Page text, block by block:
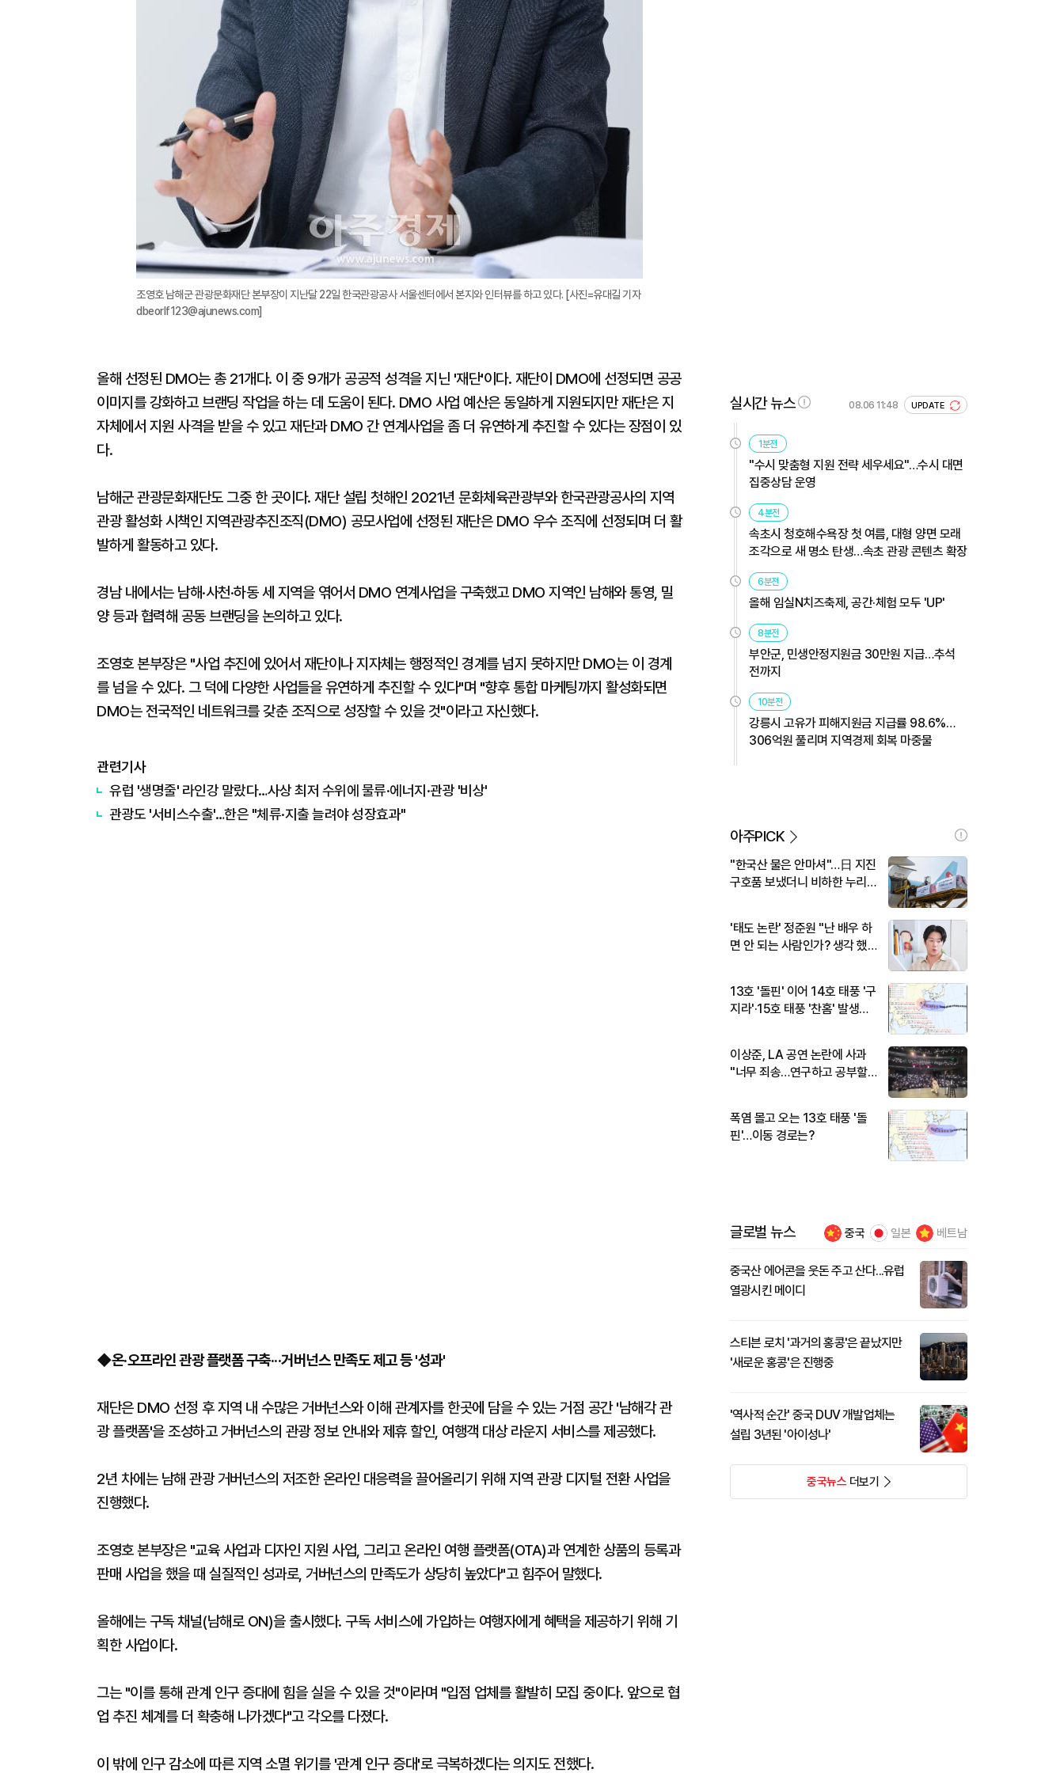
조영호 남해군 관광문화재단 본부장이 지난달 22일 한국관광공사 서울센터에서 본지와 인터뷰를 하고 있다. [사진=유대길 기자
dbeorlf123@ajunews.com]
올해 선정된 DMO는 총 21개다. 이 중 9개가 공공적 성격을 지닌 '재단'이다. 재단이 DMO에 선정되면 공공
이미지를 강화하고 브랜딩 작업을 하는 데 도움이 된다. DMO 사업 예산은 동일하게 지원되지만 재단은 지
자체에서 지원 사격을 받을 수 있고 재단과 DMO 간 연계사업을 좀 더 유연하게 추진할 수 있다는 장점이 있
다.
남해군 관광문화재단도 그중 한 곳이다. 재단 설립 첫해인 2021년 문화체육관광부와 한국관광공사의 지역
관광 활성화 시책인 지역관광추진조직(DMO) 공모사업에 선정된 재단은 DMO 우수 조직에 선정되며 더 활
발하게 활동하고 있다.
경남 내에서는 남해·사천·하동 세 지역을 엮어서 DMO 연계사업을 구축했고 DMO 지역인 남해와 통영, 밀
양 등과 협력해 공동 브랜딩을 논의하고 있다.
조영호 본부장은 "사업 추진에 있어서 재단이나 지자체는 행정적인 경계를 넘지 못하지만 DMO는 이 경계
를 넘을 수 있다. 그 덕에 다양한 사업들을 유연하게 추진할 수 있다"며 "향후 통합 마케팅까지 활성화되면
DMO는 전국적인 네트워크를 갖춘 조직으로 성장할 수 있을 것"이라고 자신했다.
관련기사
유럽 '생명줄' 라인강 말랐다…사상 최저 수위에 물류·에너지·관광 '비상'
관광도 '서비스수출'…한은 "체류·지출 늘려야 성장효과"
◆온·오프라인 관광 플랫폼 구축···거버넌스 만족도 제고 등 '성과'
재단은 DMO 선정 후 지역 내 수많은 거버넌스와 이해 관계자를 한곳에 담을 수 있는 거점 공간 '남해각 관
광 플랫폼'을 조성하고 거버넌스의 관광 정보 안내와 제휴 할인, 여행객 대상 라운지 서비스를 제공했다.
2년 차에는 남해 관광 거버넌스의 저조한 온라인 대응력을 끌어올리기 위해 지역 관광 디지털 전환 사업을
진행했다.
조영호 본부장은 "교육 사업과 디자인 지원 사업, 그리고 온라인 여행 플랫폼(OTA)과 연계한 상품의 등록과
판매 사업을 했을 때 실질적인 성과로, 거버넌스의 만족도가 상당히 높았다"고 힘주어 말했다.
올해에는 구독 채널(남해로 ON)을 출시했다. 구독 서비스에 가입하는 여행자에게 혜택을 제공하기 위해 기
획한 사업이다.
그는 "이를 통해 관계 인구 증대에 힘을 실을 수 있을 것"이라며 "입점 업체를 활발히 모집 중이다. 앞으로 협
업 추진 체계를 더 확충해 나가겠다"고 각오를 다졌다.
이 밖에 인구 감소에 따른 지역 소멸 위기를 '관계 인구 증대'로 극복하겠다는 의지도 전했다.
실시간 뉴스 08.06 11:48 UPDATE
1분전
"수시 맞춤형 지원 전략 세우세요"…수시 대면
집중상담 운영
4분전
속초시 청호해수욕장 첫 여름, 대형 양면 모래
조각으로 새 명소 탄생…속초 관광 콘텐츠 확장
6분전
올해 임실N치즈축제, 공간·체험 모두 'UP'
8분전
부안군, 민생안정지원금 30만원 지급…추석
전까지
10분전
강릉시 고유가 피해지원금 지급률 98.6%…
306억원 풀리며 지역경제 회복 마중물
아주PICK
"한국산 물은 안마셔"…日 지진
구호품 보냈더니 비하한 누리
'태도 논란' 정준원 "난 배우 하
면 안 되는 사람인가? 생각 했
13호 '돌핀' 이어 14호 태풍 '구
지라'·15호 태풍 '찬홈' 발생…
이상준, LA 공연 논란에 사과
"너무 죄송…연구하고 공부할
폭염 몰고 오는 13호 태풍 '돌
핀'…이동 경로는?
글로벌 뉴스 중국 일본 베트남
중국산 에어콘을 웃돈 주고 산다...유럽
열광시킨 메이디
스티븐 로치 '과거의 홍콩'은 끝났지만
'새로운 홍콩'은 진행중
'역사적 순간' 중국 DUV 개발업체는
설립 3년된 '아이성나'
중국뉴스더보기